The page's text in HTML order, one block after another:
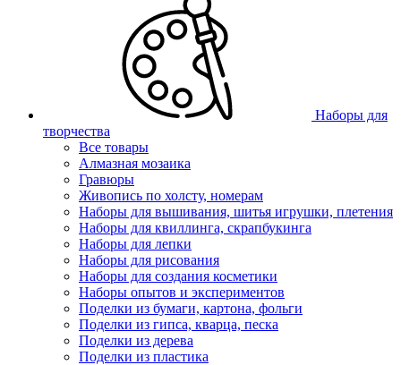
Наборы для
творчества
Все товары
Алмазная мозаика
Гравюры
Живопись по холсту, номерам
Наборы для вышивания, шитья игрушки, плетения
Наборы для квиллинга, скрапбукинга
Наборы для лепки
Наборы для рисования
Наборы для создания косметики
Наборы опытов и экспериментов
Поделки из бумаги, картона, фольги
Поделки из гипса, кварца, песка
Поделки из дерева
Поделки из пластика